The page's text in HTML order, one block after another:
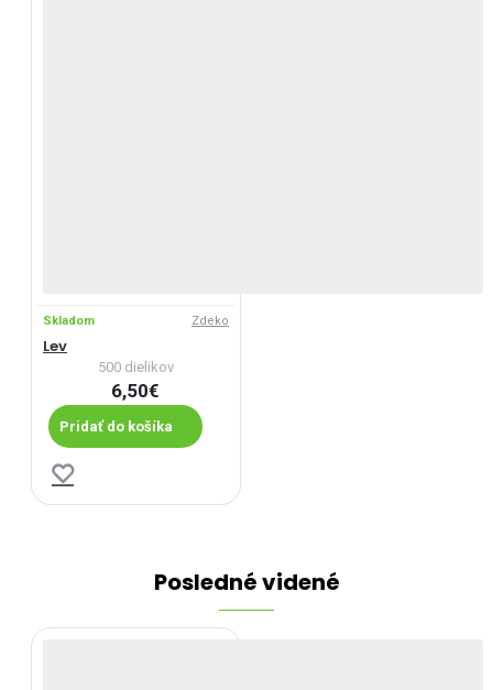
Skladom Zdeko
Lev
500 dielikov
6,50€
Pridať do košíka
Posledné videné